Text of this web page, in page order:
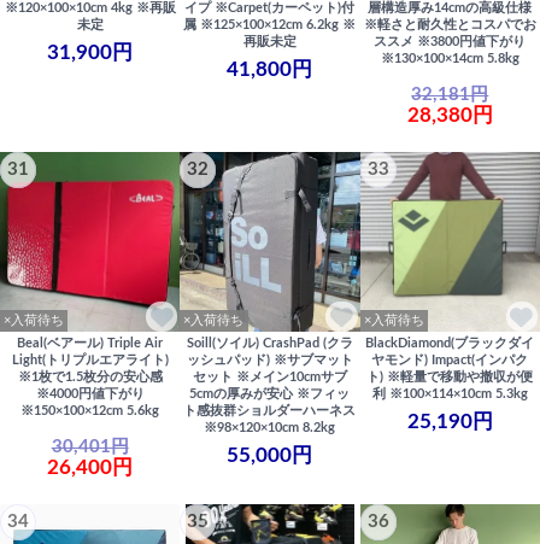
※120×100×10cm 4kg ※再販
未定
31,900円
イプ ※Carpet(カーペット)付
属 ※125×100×12cm 6.2kg ※
再販未定
41,800円
層構造厚み14cmの高級仕様
※軽さと耐久性とコスパでお
ススメ ※3800円値下がり
※130×100×14cm 5.8kg
32,181円
28,380円
31
×入荷待ち
Beal(ベアール) Triple Air
Light(トリプルエアライト)
※1枚で1.5枚分の安心感
※4000円値下がり
※150×100×12cm 5.6kg
30,401円
26,400円
32
×入荷待ち
Soill(ソイル) CrashPad (クラ
ッシュパッド) ※サブマット
セット ※メイン10cmサブ
5cmの厚みが安心 ※フィッ
ト感抜群ショルダーハーネス
※98×120×10cm 8.2kg
55,000円
33
×入荷待ち
BlackDiamond(ブラックダイ
ヤモンド) Impact(インパク
ト) ※軽量で移動や撤収が便
利 ※100×114×10cm 5.3kg
25,190円
34 35 36